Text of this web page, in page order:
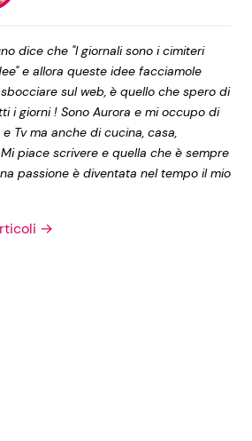
Policy
dice che "I giornali sono i cimiteri
e allora queste idee facciamole
sul web, è quello che spero di
i giorni ! Sono Aurora e mi occupo di
Tv ma anche di cucina, casa,
piace scrivere e quella che è sempre
passione è diventata nel tempo il mio
→